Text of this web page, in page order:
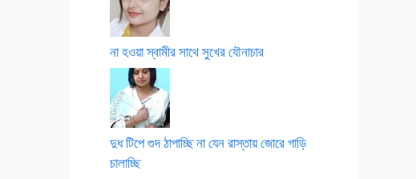
না হওয়া স্বামীর সাথে সুখের যৌনাচার
দুধ টিপে গুদ ঠাপাচ্ছি না যেন রাস্তায় জোরে গাড়ি
চালাচ্ছি